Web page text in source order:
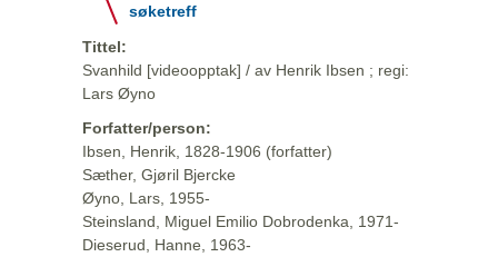
søketreff
Tittel:
Svanhild [videoopptak] / av Henrik Ibsen ; regi:
Lars Øyno
Forfatter/person:
Ibsen, Henrik, 1828-1906 (forfatter)
Sæther, Gjøril Bjercke
Øyno, Lars, 1955-
Steinsland, Miguel Emilio Dobrodenka, 1971-
Dieserud, Hanne, 1963-